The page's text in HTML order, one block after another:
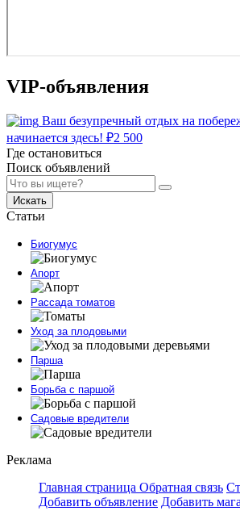
VIP-объявления
Ваш безупречный отдых на
начинается здесь! ₽2 500
Где остановиться
Поиск объявлений
Искать
Статьи
Биогумус
Апорт
Рассада томатов
Уход за плодовыми
Парша
Борьба с паршой
Садовые вредители
Реклама
Главная страница Обратная связь
Добавить объявление Добавить